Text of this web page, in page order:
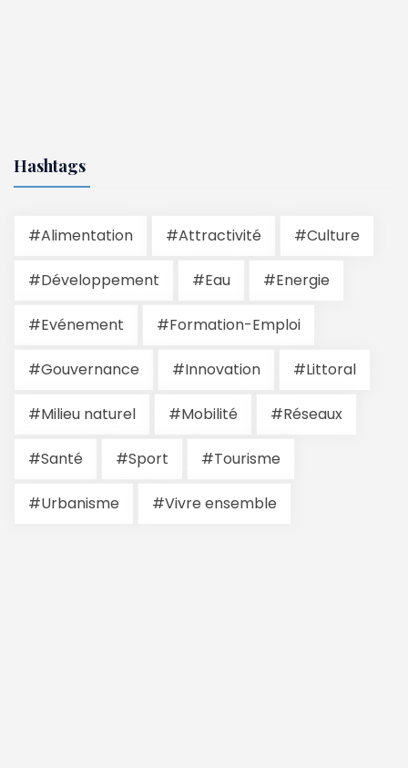
Hashtags
#Alimentation #Attractivité #Culture
#Développement #Eau #Energie
#Evénement #Formation-Emploi
#Gouvernance #Innovation #Littoral
#Milieu naturel #Mobilité #Réseaux
#Santé #Sport #Tourisme
#Urbanisme #Vivre ensemble